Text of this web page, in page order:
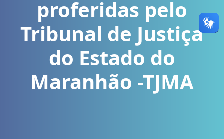
proferidas pelo
Tribunal de Justiça
do Estado do
Maranhão -TJMA